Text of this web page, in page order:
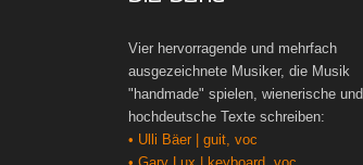
Vier hervorragende und mehrfach
ausgezeichnete Musiker, die Musik
"handmade" spielen, wienerische und
hochdeutsche Texte schreiben:
• Ulli Bäer | guit, voc